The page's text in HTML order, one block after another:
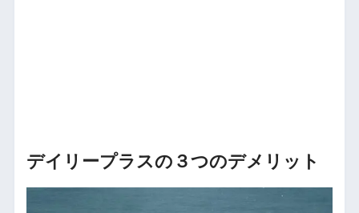
デイリープラスの３つのデメリット